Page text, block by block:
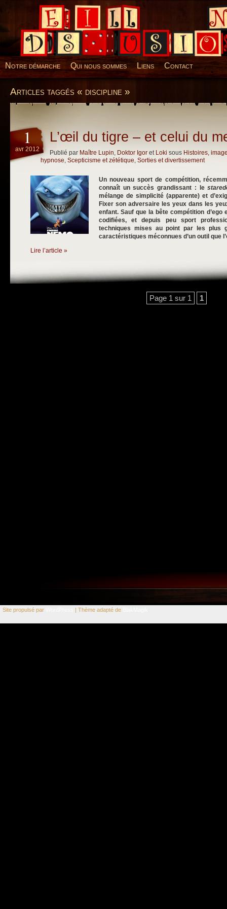
Desillusions
Notre démarche Qui nous sommes Liens Contact
Articles taggés « discipline »
1
avr 2012
L’œil du tigre – et celui du
Publié par Maître Lupin, Doktor Igor et Loki sous Histoires,
hypnose, Scepticisme et zététique, Sorties et divertissement
Un nouveau sport de compétition,
connaît un succès grandissant : le
mélange de simplicité (apparente) et
Fixer son adversaire les yeux dans les
enfant. Sauf que la bête compétition
codifiées, et depuis peu sport
techniques mises au point par les plus
caractéristiques méconnues d’un outil que
Lire l’article »
Page 1 sur 1 1
Site propulsé par | Thème adapté de